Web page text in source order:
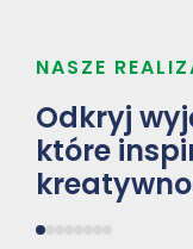
NASZE
Odkryj
które